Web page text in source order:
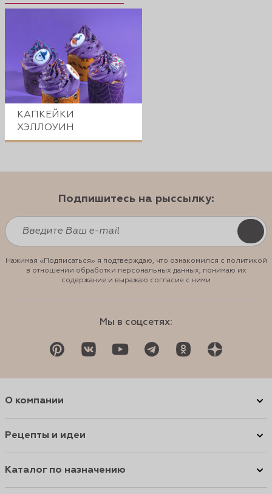
КАПКЕЙКИ
ХЭЛЛОУИН
Подпишитесь на рыссылку:
Нажимая «Подписаться» я подтверждаю, что ознакомился с политикой
в отношении обработки персональных данных, понимаю их
содержание и выражаю согласие с ними
Мы в соцсетях:
О компании
Рецепты и идеи
Каталог по назначению